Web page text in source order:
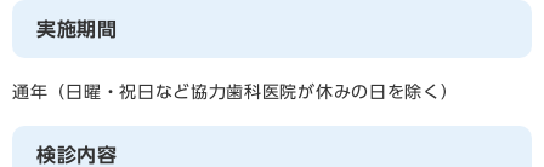
実施期間
通年（日曜・祝日など協力歯科医院が休みの日を除く）
検診内容